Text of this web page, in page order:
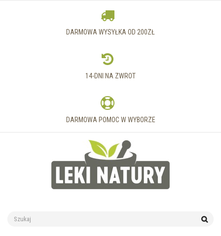
DARMOWA WYSYŁKA OD 200ZŁ
14-DNI NA ZWROT
DARMOWA POMOC W WYBORZE